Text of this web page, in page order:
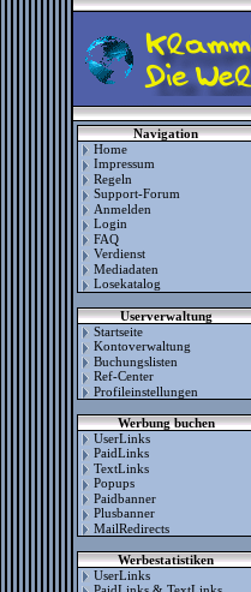
Navigation
Home
Impressum
Regeln
Support-Forum
Anmelden
Login
FAQ
Verdienst
Mediadaten
Losekatalog
Userverwaltung
Startseite
Kontoverwaltung
Buchungslisten
Ref-Center
Profileinstellungen
Werbung buchen
UserLinks
PaidLinks
TextLinks
Popups
Paidbanner
Plusbanner
MailRedirects
Werbestatistiken
UserLinks